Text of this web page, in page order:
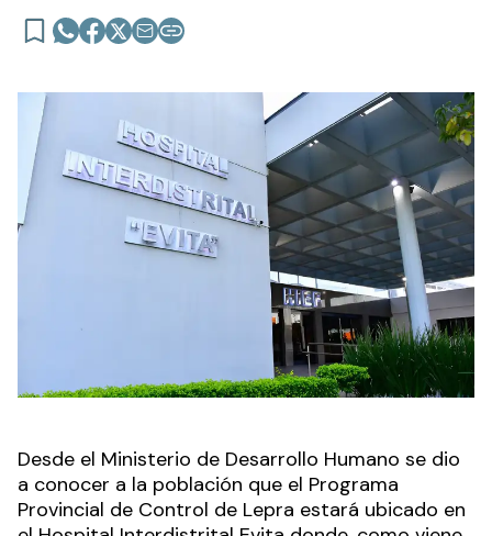
Desde el Ministerio de Desarrollo Humano se dio
a conocer a la población que el Programa
Provincial de Control de Lepra estará ubicado en